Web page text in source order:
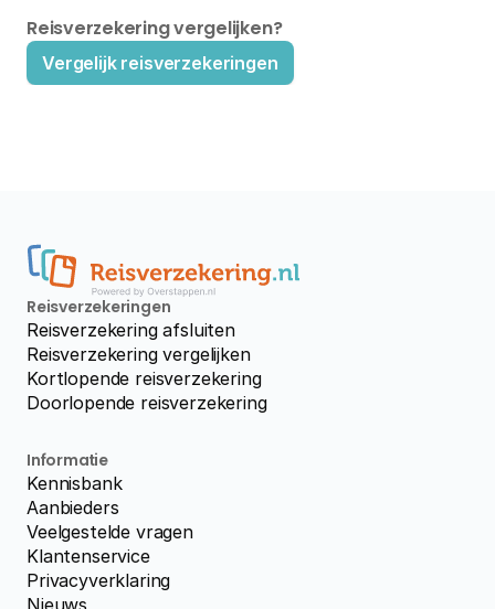
Reisverzekering vergelijken?
Vergelijk reisverzekeringen
Reisverzekeringen
Reisverzekering afsluiten
Reisverzekering vergelijken
Kortlopende reisverzekering
Doorlopende reisverzekering
Informatie
Kennisbank
Aanbieders
Veelgestelde vragen
Klantenservice
Privacyverklaring
Nieuws